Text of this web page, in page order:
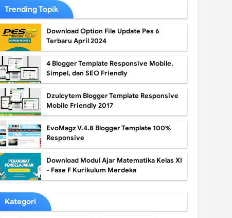
Trending Topik
Download Option File Update Pes 6
Terbaru April 2024
4 Blogger Template Responsive Mobile,
Simpel, dan SEO Friendly
Dzulcytem Blogger Template Responsive
Mobile Friendly 2017
EvoMagz V.4.8 Blogger Template 100%
Responsive
Download Modul Ajar Matematika Kelas XI
- Fase F Kurikulum Merdeka
Kategori